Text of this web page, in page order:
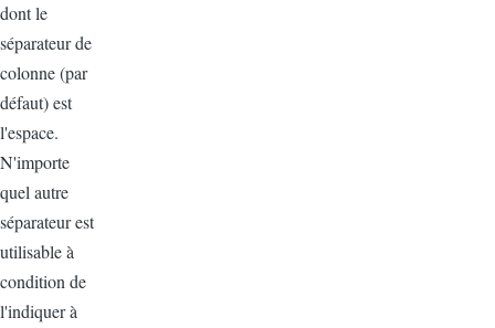
dont le
séparateur de
colonne (par
défaut) est
l'espace.
N'importe
quel autre
séparateur est
utilisable à
condition de
l'indiquer à